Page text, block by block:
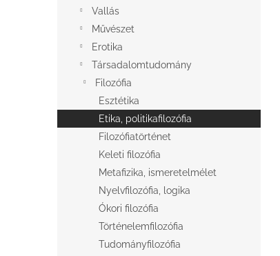
Vallás
Művészet
Erotika
Társadalomtudomány
Filozófia
Esztétika
Etika, politikafilozófia
Filozófiatörténet
Keleti filozófia
Metafizika, ismeretelmélet
Nyelvfilozófia, logika
Ókori filozófia
Történelemfilozófia
Tudományfilozófia